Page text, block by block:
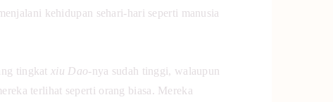
kehidupan sehari-hari seperti manusia
tingkat xiu Dao-nya sudah tinggi, walaupun
terlihat seperti orang biasa. Mereka